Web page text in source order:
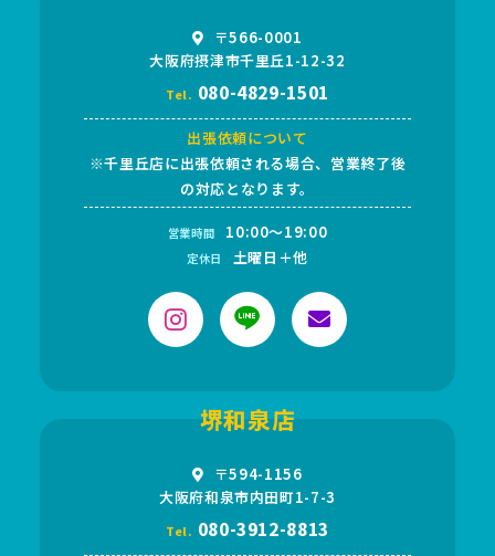
〒566-0001
大阪府摂津市千里丘1-12-32
Tel. 080-4829-1501
出張依頼について
※千里丘店に出張依頼される場合、営業終了後
の対応となります。
営業時間 10:00～19:00
定休日 土曜日＋他
堺和泉店
〒594-1156
大阪府和泉市内田町1-7-3
Tel. 080-3912-8813